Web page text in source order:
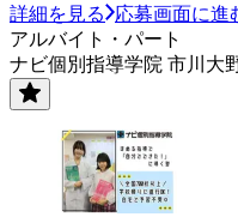
詳細を見る
応募画面に進
アルバイト・パート
ナビ個別指導学院 市川大